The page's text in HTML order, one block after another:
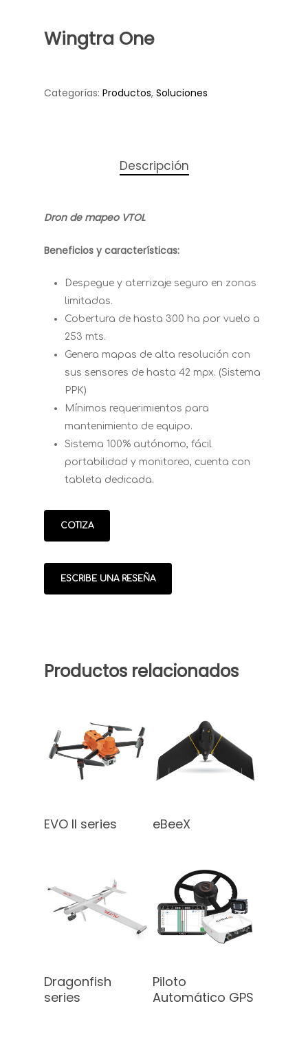
Wingtra One
Categorías: Productos, Soluciones
Descripción
Dron de mapeo VTOL
Beneficios y características:
Despegue y aterrizaje seguro en zonas
limitadas.
Cobertura de hasta 300 ha por vuelo a
253 mts.
Genera mapas de alta resolución con
sus sensores de hasta 42 mpx. (Sistema
PPK)
Mínimos requerimientos para
mantenimiento de equipo.
Sistema 100% autónomo, fácil
portabilidad y monitoreo, cuenta con
tableta dedicada.
COTIZA
ESCRIBE UNA RESEÑA
Productos relacionados
EVO II series eBeeX
Dragonfish
series
Piloto
Automático GPS